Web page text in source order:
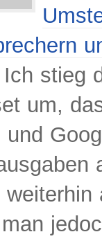
stieg
um,
und
weiterhin